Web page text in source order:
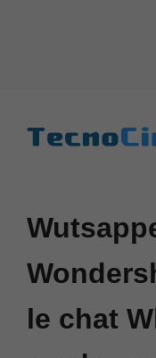
le chat